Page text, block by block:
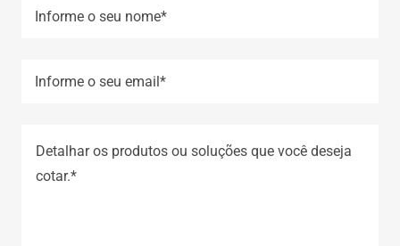
Informe o seu nome*
Informe o seu email*